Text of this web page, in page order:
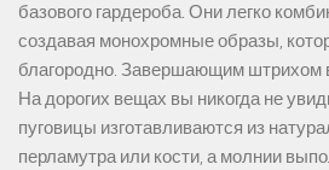
базового гардероба. Они легко
создавая монохромные образы,
благородно. Завершающим штрихом
На дорогих вещах вы никогда не
пуговицы изготавливаются из
перламутра или кости, а молнии